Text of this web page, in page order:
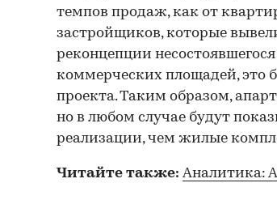
темпов продаж, как от
застройщиков, которые
реконцепции
коммерческих площадей, это
проекта. Таким образом,
но в любом случае будут
реализации, чем жилые
Читайте также: Аналитика: